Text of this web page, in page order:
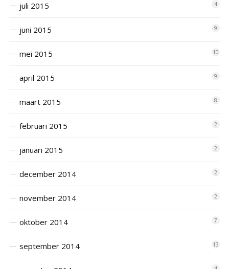
juli 2015 4
juni 2015 9
mei 2015 10
april 2015 9
maart 2015 8
februari 2015 2
januari 2015 2
december 2014 2
november 2014 2
oktober 2014 7
september 2014 13